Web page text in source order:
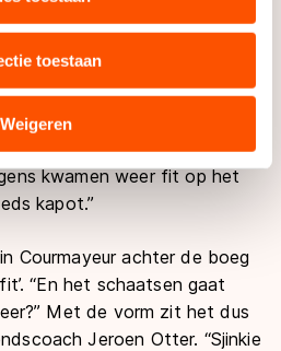
met onze partners voor social
die u aan hen heeft
verzameld via hun services.
gegevens doorgeven aan
de VS, waar mogelijk geen
geldt volgens de GDPR.
stemt u in met deze
toestaan
Weigeren
in Ezurum vooral
en alle aandacht rond het
eiste zijn tol. “Na het EK
vrij, maar ik ben enorm
kwamen weer fit op het
kapot.”
Courmayeur achter de boeg
“En het schaatsen gaat
Met de vorm zit het dus
Jeroen Otter. “Sjinkie